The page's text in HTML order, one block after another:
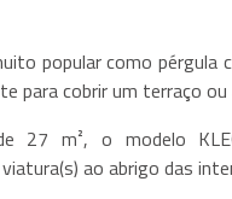
popular como
para cobrir um terraço ou
27 m², o modelo
ao abrigo das